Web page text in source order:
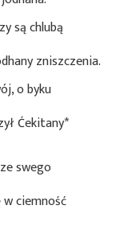
są chlubą
zniszczenia.
o byku
Ćekitany*
swego
ciemność